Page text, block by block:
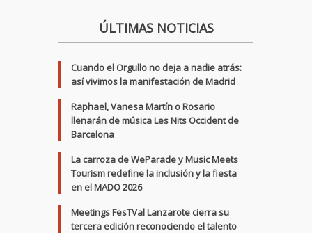
ÚLTIMAS NOTICIAS
Cuando el Orgullo no deja a nadie atrás:
así vivimos la manifestación de Madrid
Raphael, Vanesa Martín o Rosario
llenarán de música Les Nits Occident de
Barcelona
La carroza de WeParade y Music Meets
Tourism redefine la inclusión y la fiesta
en el MADO 2026
Meetings FesTVal Lanzarote cierra su
tercera edición reconociendo el talento